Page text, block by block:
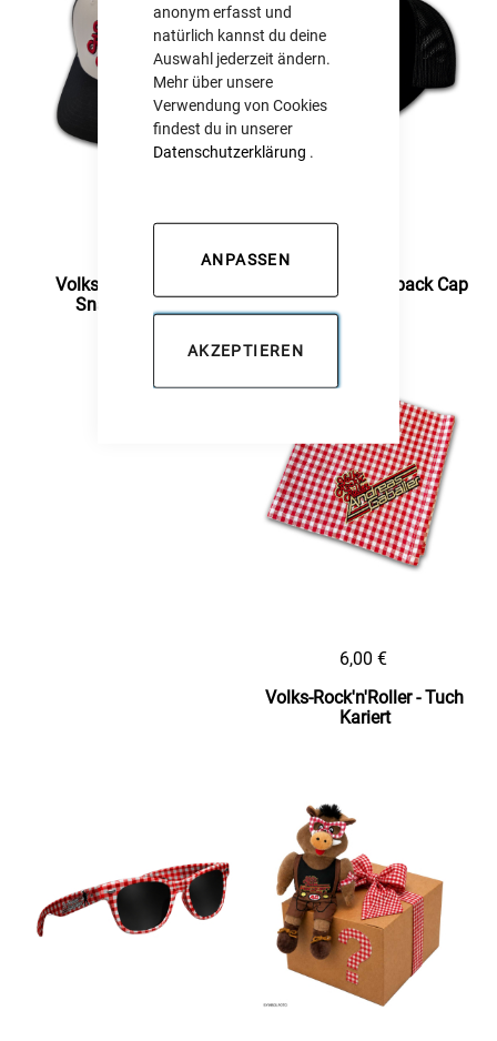
anonym erfasst und
natürlich kannst du deine
Auswahl jederzeit ändern.
Mehr über unsere
Verwendung von Cookies
findest du in unserer
Datenschutzerklärung .
AKZEPTIEREN
ANPASSEN
Volks-Rock'n'Roller -
Snapback Cap
Handwerk - Snapback Cap
Volks-Rock'n'Roller - Tuch
Kariert
6,00 €